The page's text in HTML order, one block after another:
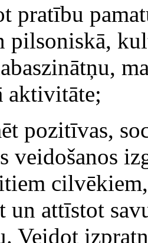
pratību
pilsoniskā,
aktivitāte;
pozitīvas,
veidošanos
un attīstot
Veidot